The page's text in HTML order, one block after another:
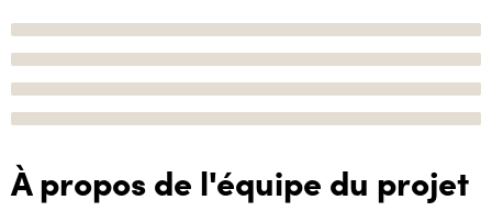
À propos de l'équipe du projet